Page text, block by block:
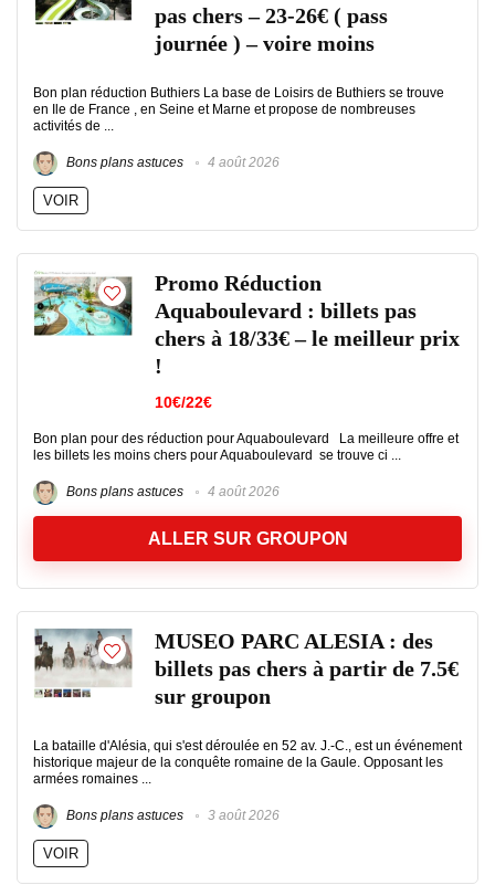
pas chers – 23-26€ ( pass
journée ) – voire moins
Bon plan réduction Buthiers La base de Loisirs de Buthiers se trouve
en Ile de France , en Seine et Marne et propose de nombreuses
activités de ...
Bons plans astuces 4 août 2026
VOIR
Promo Réduction
Aquaboulevard : billets pas
chers à 18/33€ – le meilleur prix
!
10€/22€
Bon plan pour des réduction pour Aquaboulevard La meilleure offre et
les billets les moins chers pour Aquaboulevard se trouve ci ...
Bons plans astuces 4 août 2026
ALLER SUR GROUPON
MUSEO PARC ALESIA : des
billets pas chers à partir de 7.5€
sur groupon
La bataille d'Alésia, qui s'est déroulée en 52 av. J.-C., est un événement
historique majeur de la conquête romaine de la Gaule. Opposant les
armées romaines ...
Bons plans astuces 3 août 2026
VOIR